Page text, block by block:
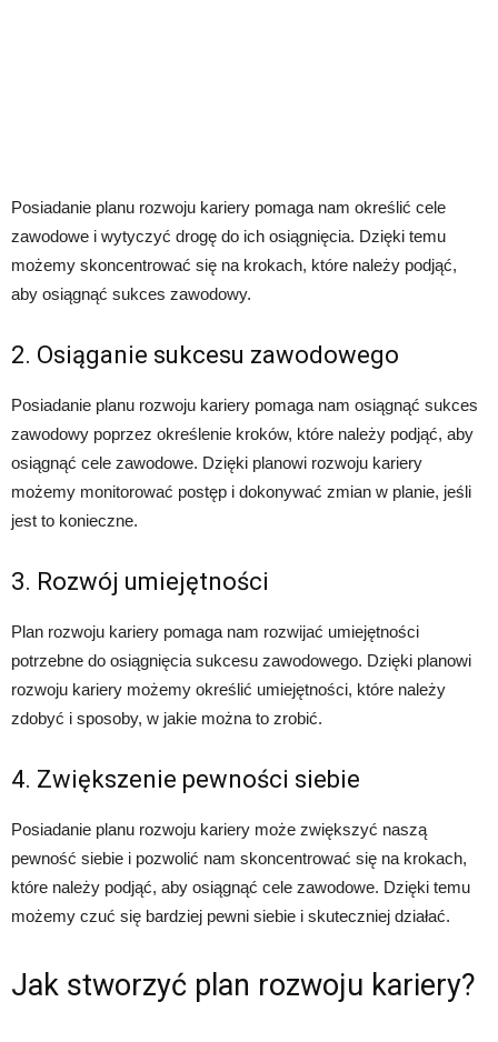
Posiadanie planu rozwoju kariery pomaga nam określić cele
zawodowe i wytyczyć drogę do ich osiągnięcia. Dzięki temu
możemy skoncentrować się na krokach, które należy podjąć,
aby osiągnąć sukces zawodowy.
2. Osiąganie sukcesu zawodowego
Posiadanie planu rozwoju kariery pomaga nam osiągnąć sukces
zawodowy poprzez określenie kroków, które należy podjąć, aby
osiągnąć cele zawodowe. Dzięki planowi rozwoju kariery
możemy monitorować postęp i dokonywać zmian w planie, jeśli
jest to konieczne.
3. Rozwój umiejętności
Plan rozwoju kariery pomaga nam rozwijać umiejętności
potrzebne do osiągnięcia sukcesu zawodowego. Dzięki planowi
rozwoju kariery możemy określić umiejętności, które należy
zdobyć i sposoby, w jakie można to zrobić.
4. Zwiększenie pewności siebie
Posiadanie planu rozwoju kariery może zwiększyć naszą
pewność siebie i pozwolić nam skoncentrować się na krokach,
które należy podjąć, aby osiągnąć cele zawodowe. Dzięki temu
możemy czuć się bardziej pewni siebie i skuteczniej działać.
Jak stworzyć plan rozwoju kariery?